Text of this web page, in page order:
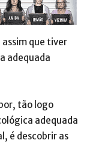
assim que tiver
adequada
tão logo
adequada
é descobrir as